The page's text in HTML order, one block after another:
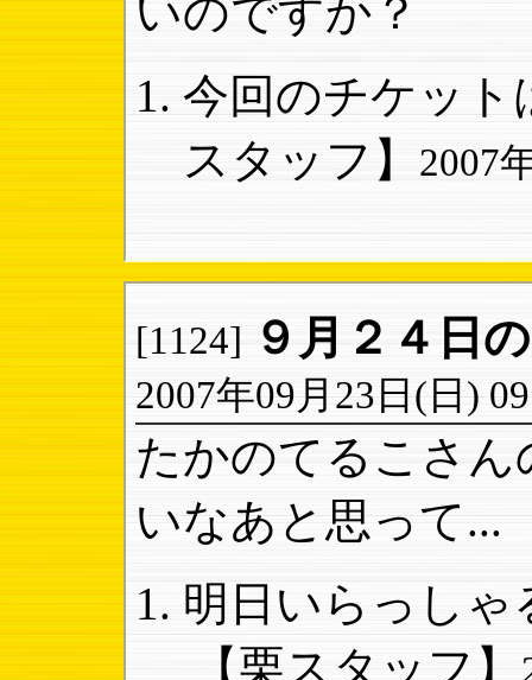
いのですか？
今回のチケット
スタッフ】
2007
[1124] ９月２４日
2007年09月23日(日)
たかのてるこさ
いなあと思って...
明日いらっしゃ
【栗スタッフ】